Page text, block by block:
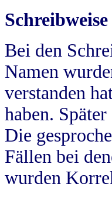
Bei den
Namen
verstanden
haben.
Die
Fällen bei
wurden